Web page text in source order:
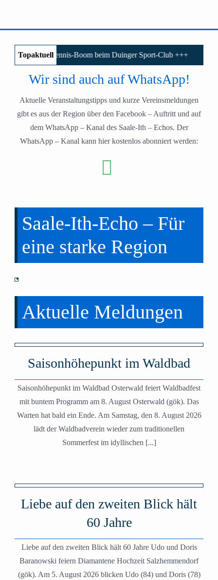
TopaktuellTennis-Boom beim Duinger Sport-Club
Wir sind auch auf WhatsApp!
Aktuelle Veranstaltungstipps und kurze Vereinsmeldungen
gibt es aus der Region über den Facebook – Auftritt und auf
dem WhatsApp – Kanal des Saale-Ith – Echos. Der
WhatsApp – Kanal kann hier kostenlos abonniert werden:
Saale-Ith-Echo – Für
eine starke Region
Saisonhöhepunkt
im Waldbad
Liebe
Blick
hält 60
Jahre
Menschen im
Peter Seip – Der
erste
Ansprechpartner
Aktuelle Meldungen
Saisonhöhepunkt im Waldbad
Saisonhöhepunkt im Waldbad Osterwald feiert Waldbadfest
mit buntem Programm am 8. August Osterwald (gök). Das
Warten hat bald ein Ende. Am Samstag, den 8. August 2026
lädt der Waldbadverein wieder zum traditionellen
Sommerfest im idyllischen [...]
Liebe auf den zweiten Blick hält
60 Jahre
Liebe auf den zweiten Blick hält 60 Jahre Udo und Doris
Baranowski feiern Diamantene Hochzeit Salzhemmendorf
(gök). Am 5. August 2026 blicken Udo (84) und Doris (78)